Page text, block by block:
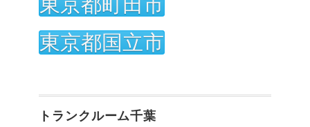
東京都町田市
東京都国立市
トランクルーム千葉